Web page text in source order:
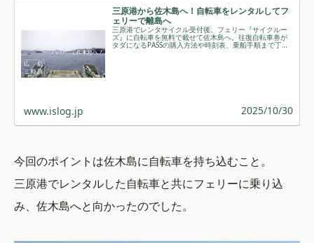
三原港から佐木島へ！自転車をレンタルしてフ
ェリーで離島へ
三原港でレンタサイクル受付後、フェリー『サイクルー
ズ』に自転車を無料で載せて佐木島へ。往復自転車券が
タダになるPASSの購入方法や時刻表、乗船手順まで丁寧
www.islog.jp 2025/10/30
今回のポイントは佐木島に自転車を持ち込むこと。
三原港でレンタルした自転車と共にフェリーに乗り込
み、佐木島へと向かったのでした。